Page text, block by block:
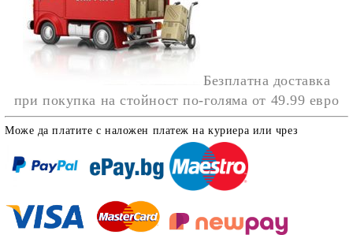
Безплатна доставка
при покупка на стойност по-голяма от 49.99 евро
Може да платите с наложен платеж на куриера или чрез